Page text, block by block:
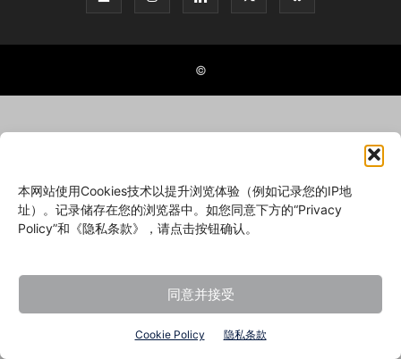
本网站使用Cookies技术以提升浏览体验（例如记录您的IP地
址）。记录储存在您的浏览器中。如您同意下方的“Privacy
Policy”和《隐私条款》，请点击按钮确认。
同意并接受
Cookie Policy 隐私条款
©